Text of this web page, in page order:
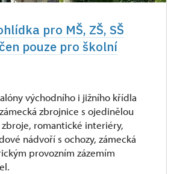
pro MŠ, ZŠ, SŠ
pouze pro školní
východního i jižního křídla
zbrojnice s ojedinělou
romantické interiéry,
nádvoří s ochozy, zámecká
provozním zázemím